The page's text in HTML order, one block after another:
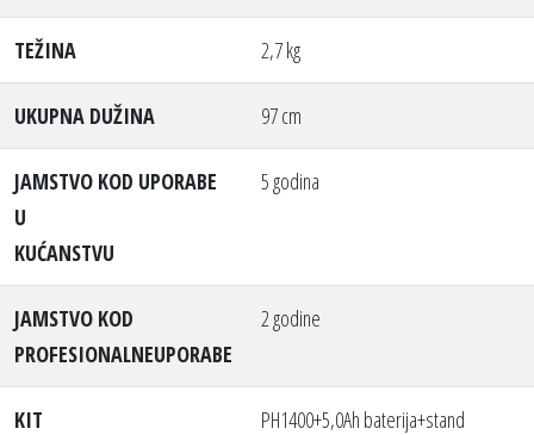
TEŽINA 2,7 kg
UKUPNA DUŽINA 97 cm
JAMSTVO KOD UPORABE
U
KUĆANSTVU
5 godina
JAMSTVO KOD
PROFESIONALNEUPORABE
2 godine
KIT PH1400+5,0Ah baterija+stand